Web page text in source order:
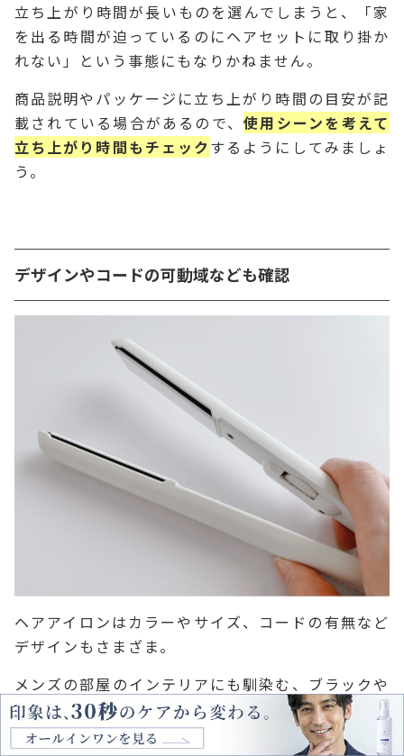
立ち上がり時間が長いものを選んでしまうと、「家
を出る時間が迫っているのにヘアセットに取り掛か
れない」という事態にもなりかねません。
商品説明やパッケージに立ち上がり時間の目安が記
載されている場合があるので、使用シーンを考えて
立ち上がり時間もチェックするようにしてみましょ
う。
デザインやコードの可動域なども確認
ヘアアイロンはカラーやサイズ、コードの有無など
デザインもさまざま。
メンズの部屋のインテリアにも馴染む、ブラックや
ホワイトなどシンプルなデザインのものも販売され
ているので、気に入ったものを選んでみてくださ